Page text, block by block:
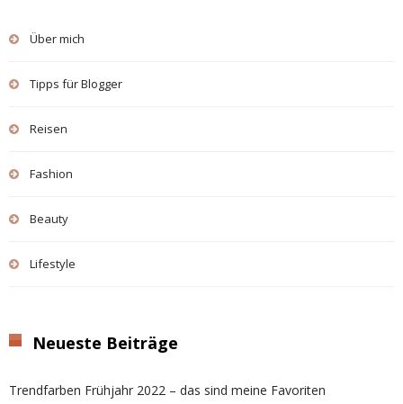
Über mich
Tipps für Blogger
Reisen
Fashion
Beauty
Lifestyle
Neueste Beiträge
Trendfarben Frühjahr 2022 – das sind meine Favoriten